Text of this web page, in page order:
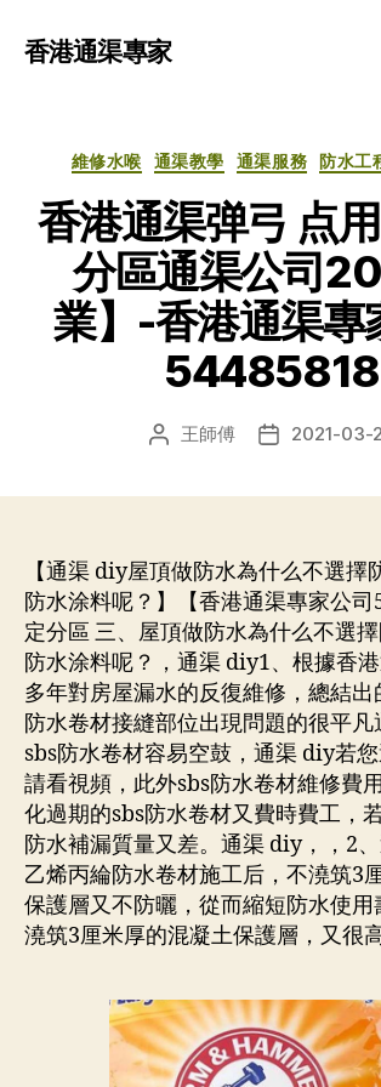
香港通渠專家
分
維修水喉 通渠教學 通渠服務 防水工
香港通渠弹弓 点
分區通渠公司
業】-香港通渠專
54485818
文 王師傅
发 2021-03-
【通渠 diy屋頂做防水為什么不選擇
防水涂料呢？】【香港通渠專家公
定分區 三、屋頂做防水為什么不選
防水涂料呢？，通渠 diy1、根據香
多年對房屋漏水的反復維修，總結
防水卷材接縫部位出現問題的很平凡
sbs防水卷材容易空鼓，通渠 diy若您
請看視頻，此外sbs防水卷材維修費
化過期的sbs防水卷材又費時費工，
防水補漏質量又差。通渠 diy，，2
乙烯丙綸防水卷材施工后，不澆筑3
保護層又不防曬，從而縮短防水使用
澆筑3厘米厚的混凝土保護層，又很高